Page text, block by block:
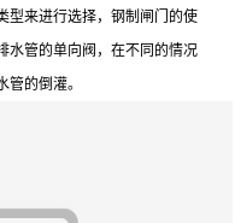
型来进行选择，钢制闸门的使
水管的单向阀，在不同的情况
管的倒灌。